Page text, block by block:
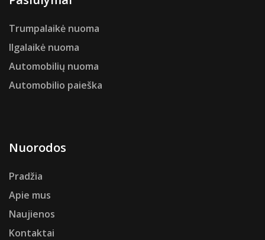
Trumpalaikė nuoma
Ilgalaikė nuoma
Automobilių nuoma
Automobilio paieška
Nuorodos
Pradžia
Apie mus
Naujienos
Kontaktai